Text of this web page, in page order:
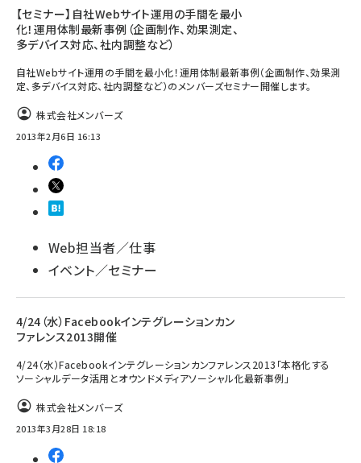
【セミナー】自社Webサイト運用の手間を最小
化！運用体制最新事例（企画制作、効果測定、
多デバイス対応、社内調整など）
自社Webサイト運用の手間を最小化！運用体制最新事例（企画制作、効果測
定、多デバイス対応、社内調整など）のメンバーズセミナー開催します。
株式会社メンバーズ
2013年2月6日 16:13
Web担当者／仕事
イベント／セミナー
4/24（水）Facebookインテグレーションカン
ファレンス2013開催
4/24（水）Facebookインテグレーションカンファレンス2013「本格化する
ソーシャルデータ活用とオウンドメディアソーシャル化最新事例」
株式会社メンバーズ
2013年3月28日 18:18